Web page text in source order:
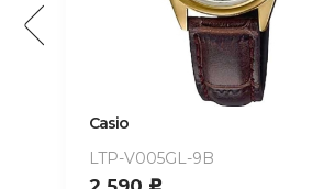
Casio
LTP-V005GL-9B